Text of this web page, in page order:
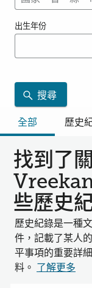
出生年份
搜尋
全部
歷史
找到了
些歷史
歷史紀錄是一種文
件，記載了某人
平事項的重要詳
料。 了解更多